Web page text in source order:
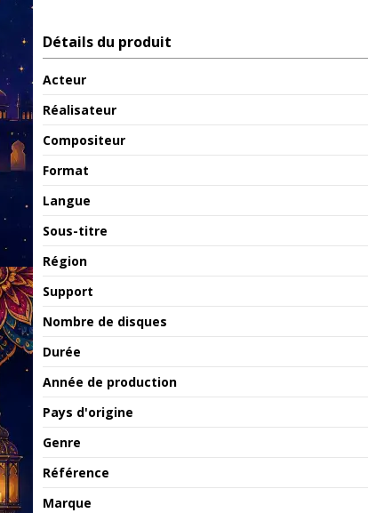
Détails du produit
Acteur
Réalisateur
Compositeur
Format
Langue
Sous-titre
Région
Support
Nombre de disques
Durée
Année de production
Pays d'origine
Genre
Référence
Marque